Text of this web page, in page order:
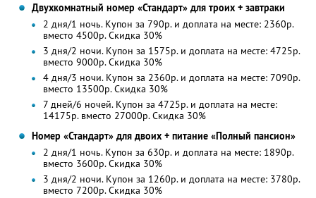
Двухкомнатный номер «Стандарт» для троих + завтраки
2 дня/1 ночь. Купон за 790р. и доплата на месте: 2360р.
вместо 4500р.Скидка 30%
3 дня/2 ночи. Купон за 1575р. и доплата на месте: 4725р.
вместо 9000р.Скидка 30%
4 дня/3 ночи. Купон за 2360р. и доплата на месте: 7090р.
вместо 13500р. Скидка 30%
7 дней/6 ночей. Купон за 4725р. и доплата на месте:
14175р. вместо 27000р. Скидка 30%
Номер «Стандарт» для двоих + питание «Полный пансион»
2 дня/1 ночь. Купон за 630р. и доплата на месте: 1890р.
вместо 3600р.Скидка 30%
3 дня/2 ночи. Купон за 1260р. и доплата на месте: 3780р.
вместо 7200р.Скидка 30%